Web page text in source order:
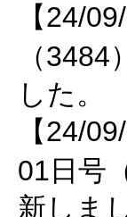
【24/
（
した。
【24/
01日号
新しま